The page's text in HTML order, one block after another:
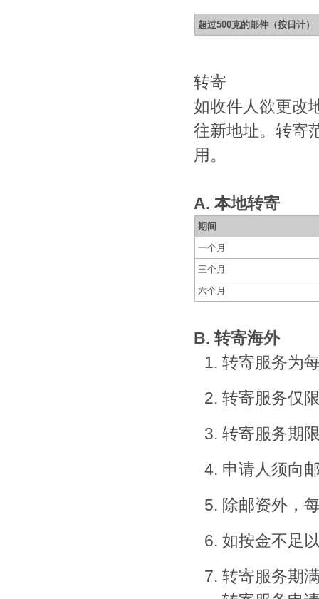
超过500克的邮件（按日计）
转寄
如收件人欲更改
往新地址。转寄
用。
A. 本地转寄
期间
一个月
三个月
六个月
B. 转寄海外
转寄服务为
转寄服务仅
转寄服务期
申请人须向
除邮资外，
如按金不足
转寄服务期